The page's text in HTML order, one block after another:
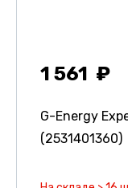
1 561
G-Energy
(2531401360)